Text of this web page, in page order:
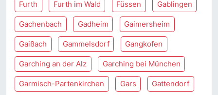
Furth Furth im Wald Füssen Gablingen
Gachenbach Gadheim Gaimersheim
Gaißach Gammelsdorf Gangkofen
Garching an der Alz Garching bei München
Garmisch-Partenkirchen Gars Gattendorf